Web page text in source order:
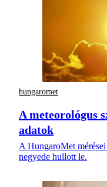
hungaromet
A meteorológus
adatok
A HungaroMet
negyede hullott le.